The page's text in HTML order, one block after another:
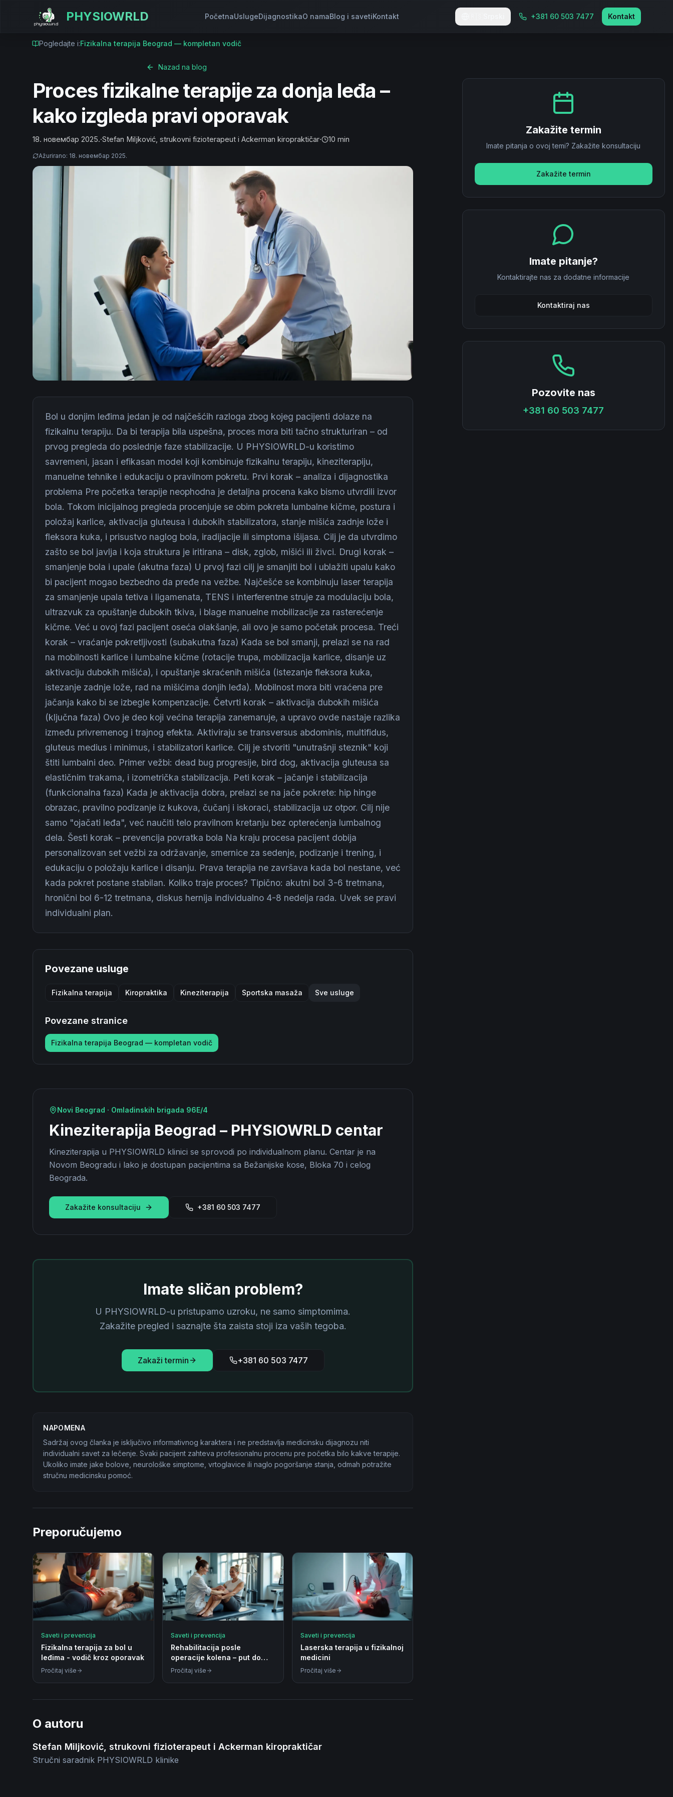
PHYSIOWRLD PočetnaUslugeDijagnostikaO namaBlog i savetiKontakt +381 60 503 7477 Kontakt
Pogledajte i:Fizikalna terapija Beograd — kompletan vodič
Nazad na blog
Proces fizikalne terapije za donja leđa –
kako izgleda pravi oporavak
18. новембар 2025.·Stefan Miljković, strukovni fizioterapeut i Ackerman kiropraktičar· 10 min
Ažurirano: 18. новембар 2025.
Bol u donjim leđima jedan je od najčešćih razloga zbog kojeg pacijenti dolaze na
fizikalnu terapiju. Da bi terapija bila uspešna, proces mora biti tačno strukturiran – od
prvog pregleda do poslednje faze stabilizacije. U PHYSIOWRLD-u koristimo
savremeni, jasan i efikasan model koji kombinuje fizikalnu terapiju, kineziterapiju,
manuelne tehnike i edukaciju o pravilnom pokretu. Prvi korak – analiza i dijagnostika
problema Pre početka terapije neophodna je detaljna procena kako bismo utvrdili izvor
bola. Tokom inicijalnog pregleda procenjuje se obim pokreta lumbalne kičme, postura i
položaj karlice, aktivacija gluteusa i dubokih stabilizatora, stanje mišića zadnje lože i
fleksora kuka, i prisustvo naglog bola, iradijacije ili simptoma išijasa. Cilj je da utvrdimo
zašto se bol javlja i koja struktura je iritirana – disk, zglob, mišići ili živci. Drugi korak –
smanjenje bola i upale (akutna faza) U prvoj fazi cilj je smanjiti bol i ublažiti upalu kako
bi pacijent mogao bezbedno da pređe na vežbe. Najčešće se kombinuju laser terapija
za smanjenje upala tetiva i ligamenata, TENS i interferentne struje za modulaciju bola,
ultrazvuk za opuštanje dubokih tkiva, i blage manuelne mobilizacije za rasterećenje
kičme. Već u ovoj fazi pacijent oseća olakšanje, ali ovo je samo početak procesa. Treći
korak – vraćanje pokretljivosti (subakutna faza) Kada se bol smanji, prelazi se na rad
na mobilnosti karlice i lumbalne kičme (rotacije trupa, mobilizacija karlice, disanje uz
aktivaciju dubokih mišića), i opuštanje skraćenih mišića (istezanje fleksora kuka,
istezanje zadnje lože, rad na mišićima donjih leđa). Mobilnost mora biti vraćena pre
jačanja kako bi se izbegle kompenzacije. Četvrti korak – aktivacija dubokih mišića
(ključna faza) Ovo je deo koji većina terapija zanemaruje, a upravo ovde nastaje razlika
između privremenog i trajnog efekta. Aktiviraju se transversus abdominis, multifidus,
gluteus medius i minimus, i stabilizatori karlice. Cilj je stvoriti "unutrašnji steznik" koji
štiti lumbalni deo. Primer vežbi: dead bug progresije, bird dog, aktivacija gluteusa sa
elastičnim trakama, i izometrička stabilizacija. Peti korak – jačanje i stabilizacija
(funkcionalna faza) Kada je aktivacija dobra, prelazi se na jače pokrete: hip hinge
obrazac, pravilno podizanje iz kukova, čučanj i iskoraci, stabilizacija uz otpor. Cilj nije
samo "ojačati leđa", već naučiti telo pravilnom kretanju bez opterećenja lumbalnog
dela. Šesti korak – prevencija povratka bola Na kraju procesa pacijent dobija
personalizovan set vežbi za održavanje, smernice za sedenje, podizanje i trening, i
edukaciju o položaju karlice i disanju. Prava terapija ne završava kada bol nestane, već
kada pokret postane stabilan. Koliko traje proces? Tipično: akutni bol 3-6 tretmana,
hronični bol 6-12 tretmana, diskus hernija individualno 4-8 nedelja rada. Uvek se pravi
individualni plan.
Povezane usluge
Fizikalna terapija Kiropraktika Kineziterapija Sportska masaža Sve usluge
Povezane stranice
Fizikalna terapija Beograd — kompletan vodič
Novi Beograd · Omladinskih brigada 96E/4
Kineziterapija Beograd – PHYSIOWRLD centar
Kineziterapija u PHYSIOWRLD klinici se sprovodi po individualnom planu. Centar je na
Novom Beogradu i lako je dostupan pacijentima sa Bežanijske kose, Bloka 70 i celog
Beograda.
Zakažite konsultaciju +381 60 503 7477
Imate sličan problem?
U PHYSIOWRLD-u pristupamo uzroku, ne samo simptomima.
Zakažite pregled i saznajte šta zaista stoji iza vaših tegoba.
Zakaži termin +381 60 503 7477
NAPOMENA
Sadržaj ovog članka je isključivo informativnog karaktera i ne predstavlja medicinsku dijagnozu niti
individualni savet za lečenje. Svaki pacijent zahteva profesionalnu procenu pre početka bilo kakve terapije.
Ukoliko imate jake bolove, neurološke simptome, vrtoglavice ili naglo pogoršanje stanja, odmah potražite
stručnu medicinsku pomoć.
Preporučujemo
Saveti i prevencija
Fizikalna terapija za bol u
leđima - vodič kroz oporavak
Pročitaj više
Saveti i prevencija
Rehabilitacija posle
operacije kolena – put do
punog oporavka
Pročitaj više
Saveti i prevencija
Laserska terapija u fizikalnoj
medicini
Pročitaj više
O autoru
Stefan Miljković, strukovni fizioterapeut i Ackerman kiropraktičar
Stručni saradnik PHYSIOWRLD klinike
Zakažite termin
Imate pitanja o ovoj temi? Zakažite konsultaciju
Zakažite termin
Imate pitanje?
Kontaktirajte nas za dodatne informacije
Kontaktiraj nas
Pozovite nas
+381 60 503 7477